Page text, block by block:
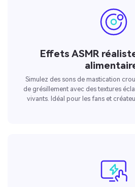
Effets ASMR
Simulez des sons de mastication
de grésillement avec des textures
vivants. Idéal pour les fans et